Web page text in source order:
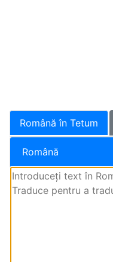
Română în Tetum
Română